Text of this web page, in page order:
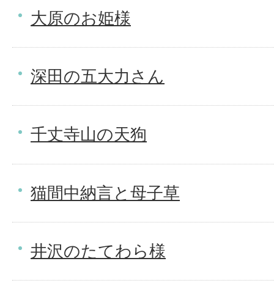
大原のお姫様
深田の五大力さん
千丈寺山の天狗
猫間中納言と母子草
井沢のたてわら様